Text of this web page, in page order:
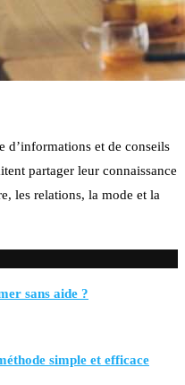
d’informations et de conseils
partager leur connaissance
les relations, la mode et la
sans aide ?
simple et efficace